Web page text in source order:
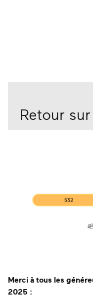
Retour
Merci à tous les
2025 :